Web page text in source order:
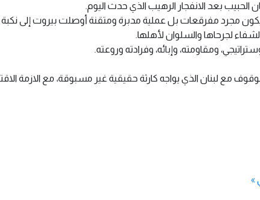
الحبيب بعد الانفجار الرهيب الذي حدث اليوم.
مجرد مفرقعات بل عملية مدبرة ومتقنة أوصلت بيروت إلى
لجرحاها والسلوان لأهلها.
ومقاومته، وإبائه، وفرادته وروعته.
مع لبنان الذي يواجه كارثة حقيقية غير مسبوقة، مع الازمة
»